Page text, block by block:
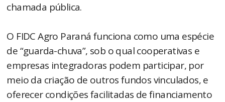
chamada pública.
O FIDC Agro Paraná funciona como uma espécie
de “guarda-chuva”, sob o qual cooperativas e
empresas integradoras podem participar, por
meio da criação de outros fundos vinculados, e
oferecer condições facilitadas de financiamento